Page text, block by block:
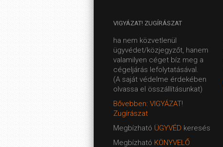
VIGYÁZAT! ZUGÍRÁSZAT
ha nem közvetlenül
ügyvédet/közjegyzőt, hanem
valamilyen céget bíz meg a
cégeljárás lefolytatásával.
(A saját védelme érdekében
olvassa el összállításunkat)
Bővebben: VIGYÁZAT!
Zugírászat
Megbízható ÜGYVÉD keresés
Megbízható KÖNYVELŐ